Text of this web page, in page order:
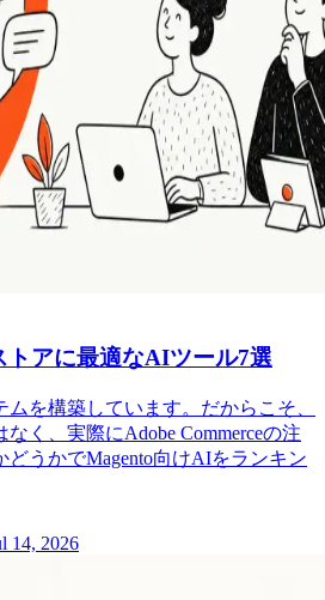
トアに最適なAIツール7選
を構築しています。だからこそ、
く、実際にAdobe Commerceの注
うかでMagento向けAIをランキン
14, 2026